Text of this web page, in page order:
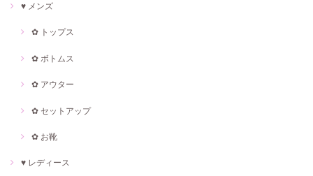
♥ メンズ
✿ トップス
✿ ボトムス
✿ アウター
✿ セットアップ
✿ お靴
♥ レディース